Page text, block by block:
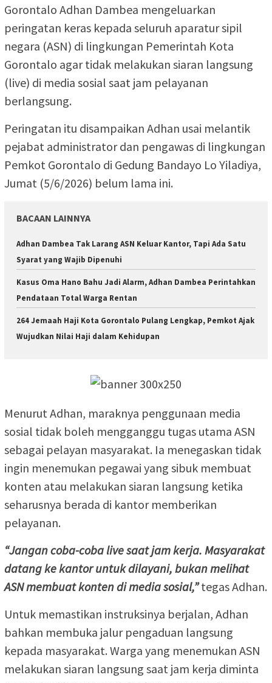
Gorontalo Adhan Dambea mengeluarkan
peringatan keras kepada seluruh aparatur sipil
negara (ASN) di lingkungan Pemerintah Kota
Gorontalo agar tidak melakukan siaran langsung
(live) di media sosial saat jam pelayanan
berlangsung.
Peringatan itu disampaikan Adhan usai melantik
pejabat administrator dan pengawas di lingkungan
Pemkot Gorontalo di Gedung Bandayo Lo Yiladiya,
Jumat (5/6/2026) belum lama ini.
BACAAN LAINNYA
Adhan Dambea Tak Larang ASN Keluar Kantor, Tapi Ada Satu
Syarat yang Wajib Dipenuhi
Kasus Oma Hano Bahu Jadi Alarm, Adhan Dambea Perintahkan
Pendataan Total Warga Rentan
264 Jemaah Haji Kota Gorontalo Pulang Lengkap, Pemkot Ajak
Wujudkan Nilai Haji dalam Kehidupan
Menurut Adhan, maraknya penggunaan media
sosial tidak boleh mengganggu tugas utama ASN
sebagai pelayan masyarakat. Ia menegaskan tidak
ingin menemukan pegawai yang sibuk membuat
konten atau melakukan siaran langsung ketika
seharusnya berada di kantor memberikan
pelayanan.
“Jangan coba-coba live saat jam kerja. Masyarakat
datang ke kantor untuk dilayani, bukan melihat
ASN membuat konten di media sosial,”tegas Adhan.
Untuk memastikan instruksinya berjalan, Adhan
bahkan membuka jalur pengaduan langsung
kepada masyarakat. Warga yang menemukan ASN
melakukan siaran langsung saat jam kerja diminta